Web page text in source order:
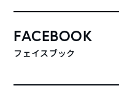
FACEBOOK
フェイスブック